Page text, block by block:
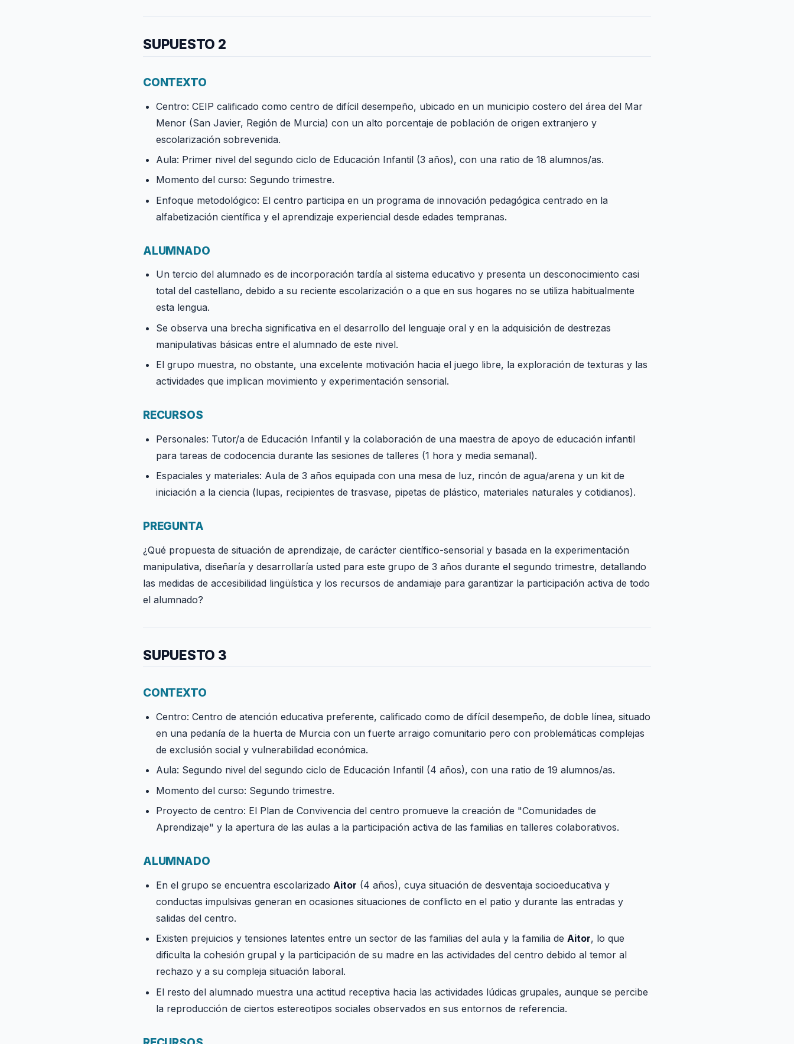
SUPUESTO 2
CONTEXTO
Centro: CEIP calificado como centro de difícil desempeño, ubicado en un municipio costero del área del Mar
Menor (San Javier, Región de Murcia) con un alto porcentaje de población de origen extranjero y
escolarización sobrevenida.
Aula: Primer nivel del segundo ciclo de Educación Infantil (3 años), con una ratio de 18 alumnos/as.
Momento del curso: Segundo trimestre.
Enfoque metodológico: El centro participa en un programa de innovación pedagógica centrado en la
alfabetización científica y el aprendizaje experiencial desde edades tempranas.
ALUMNADO
Un tercio del alumnado es de incorporación tardía al sistema educativo y presenta un desconocimiento casi
total del castellano, debido a su reciente escolarización o a que en sus hogares no se utiliza habitualmente
esta lengua.
Se observa una brecha significativa en el desarrollo del lenguaje oral y en la adquisición de destrezas
manipulativas básicas entre el alumnado de este nivel.
El grupo muestra, no obstante, una excelente motivación hacia el juego libre, la exploración de texturas y las
actividades que implican movimiento y experimentación sensorial.
RECURSOS
Personales: Tutor/a de Educación Infantil y la colaboración de una maestra de apoyo de educación infantil
para tareas de codocencia durante las sesiones de talleres (1 hora y media semanal).
Espaciales y materiales: Aula de 3 años equipada con una mesa de luz, rincón de agua/arena y un kit de
iniciación a la ciencia (lupas, recipientes de trasvase, pipetas de plástico, materiales naturales y cotidianos).
PREGUNTA
¿Qué propuesta de situación de aprendizaje, de carácter científico-sensorial y basada en la experimentación
manipulativa, diseñaría y desarrollaría usted para este grupo de 3 años durante el segundo trimestre, detallando
las medidas de accesibilidad lingüística y los recursos de andamiaje para garantizar la participación activa de todo
el alumnado?
SUPUESTO 3
CONTEXTO
Centro: Centro de atención educativa preferente, calificado como de difícil desempeño, de doble línea, situado
en una pedanía de la huerta de Murcia con un fuerte arraigo comunitario pero con problemáticas complejas
de exclusión social y vulnerabilidad económica.
Aula: Segundo nivel del segundo ciclo de Educación Infantil (4 años), con una ratio de 19 alumnos/as.
Momento del curso: Segundo trimestre.
Proyecto de centro: El Plan de Convivencia del centro promueve la creación de "Comunidades de
Aprendizaje" y la apertura de las aulas a la participación activa de las familias en talleres colaborativos.
ALUMNADO
En el grupo se encuentra escolarizado Aitor (4 años), cuya situación de desventaja socioeducativa y
conductas impulsivas generan en ocasiones situaciones de conflicto en el patio y durante las entradas y
salidas del centro.
Existen prejuicios y tensiones latentes entre un sector de las familias del aula y la familia deAitor, lo que
dificulta la cohesión grupal y la participación de su madre en las actividades del centro debido al temor al
rechazo y a su compleja situación laboral.
El resto del alumnado muestra una actitud receptiva hacia las actividades lúdicas grupales, aunque se percibe
la reproducción de ciertos estereotipos sociales observados en sus entornos de referencia.